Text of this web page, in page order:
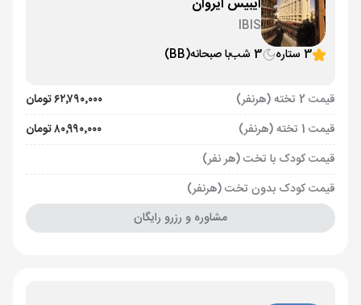
ایبیس ایروان
IBIS
3 ستاره
3 شب با صبحانه(BB)
قیمت 2 تخته (هرنفر)
۶۲٬۷۹۰٬۰۰۰ تومان
قیمت 1 تخته (هرنفر)
۸۰٬۹۹۰٬۰۰۰ تومان
قیمت کودک با تخت (هر نفر)
قیمت کودک بدون تخت (هرنفر)
مشاوره و رزرو رایگان